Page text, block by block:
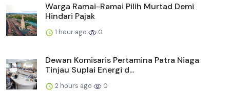
Warga Ramai-Ramai Pilih Murtad Demi
Hindari Pajak
1 hour ago 0
Dewan Komisaris Pertamina Patra Niaga
Tinjau Suplai Energi d...
2 hours ago 0